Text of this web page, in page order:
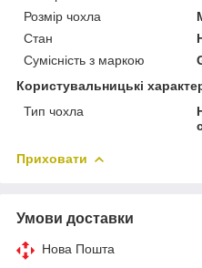
Розмір чохла
Стан
Сумісність з маркою
Користувальницькі
Тип чохла
Приховати
Умови доставки
Нова Пошта